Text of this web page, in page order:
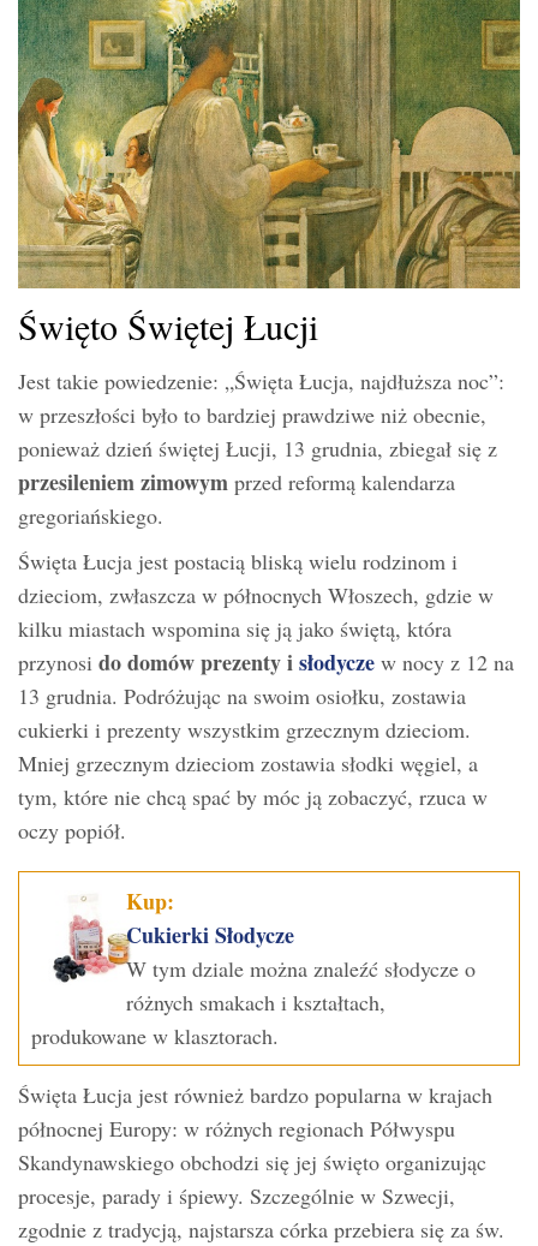
Święto Świętej Łucji
Jest takie powiedzenie: „Święta Łucja, najdłuższa noc”:
w przeszłości było to bardziej prawdziwe niż obecnie,
ponieważ dzień świętej Łucji, 13 grudnia, zbiegał się z
przesileniem zimowym przed reformą kalendarza
gregoriańskiego.
Święta Łucja jest postacią bliską wielu rodzinom i
dzieciom, zwłaszcza w północnych Włoszech, gdzie w
kilku miastach wspomina się ją jako świętą, która
przynosi do domów prezenty isłodycze w nocy z 12 na
13 grudnia. Podróżując na swoim osiołku, zostawia
cukierki i prezenty wszystkim grzecznym dzieciom.
Mniej grzecznym dzieciom zostawia słodki węgiel, a
tym, które nie chcą spać by móc ją zobaczyć, rzuca w
oczy popiół.
Kup:
Cukierki Słodycze
W tym dziale można znaleźć słodycze o
różnych smakach i kształtach,
produkowane w klasztorach.
Święta Łucja jest również bardzo popularna w krajach
północnej Europy: w różnych regionach Półwyspu
Skandynawskiego obchodzi się jej święto organizując
procesje, parady i śpiewy. Szczególnie w Szwecji,
zgodnie z tradycją, najstarsza córka przebiera się za św.